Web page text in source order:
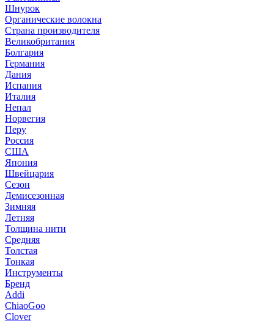
Шнурок
Органические волокна
Страна производителя
Великобритания
Болгария
Германия
Дания
Испания
Италия
Непал
Норвегия
Перу
Россия
США
Япония
Швейцария
Сезон
Демисезонная
Зимняя
Летняя
Толщина нити
Средняя
Толстая
Тонкая
Инструменты
Бренд
Addi
ChiaoGoo
Clover